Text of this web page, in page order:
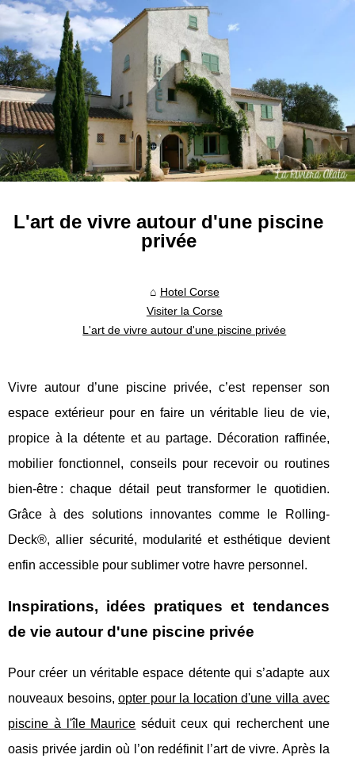
L'art de vivre autour d'une piscine
privée
Hotel Corse
Visiter la Corse
L'art de vivre autour d'une piscine privée
Vivre autour d’une piscine privée, c’est repenser son
espace extérieur pour en faire un véritable lieu de vie,
propice à la détente et au partage. Décoration raffinée,
mobilier fonctionnel, conseils pour recevoir ou routines
bien-être : chaque détail peut transformer le quotidien.
Grâce à des solutions innovantes comme le Rolling-
Deck®, allier sécurité, modularité et esthétique devient
enfin accessible pour sublimer votre havre personnel.
Inspirations, idées pratiques et tendances
de vie autour d'une piscine privée
Pour créer un véritable espace détente qui s’adapte aux
nouveaux besoins,opter pour la location d'une villa avec
piscine à l'île Maurice séduit ceux qui recherchent une
oasis privée jardin où l’on redéfinit l’art de vivre. Après la